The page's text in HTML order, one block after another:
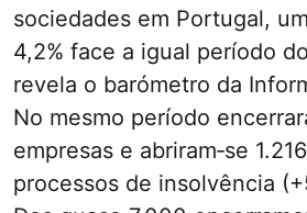
sociedades em Portugal,
4,2% face a igual período
revela o barómetro da
No mesmo período
empresas e abriram‑se
processos de insolvência